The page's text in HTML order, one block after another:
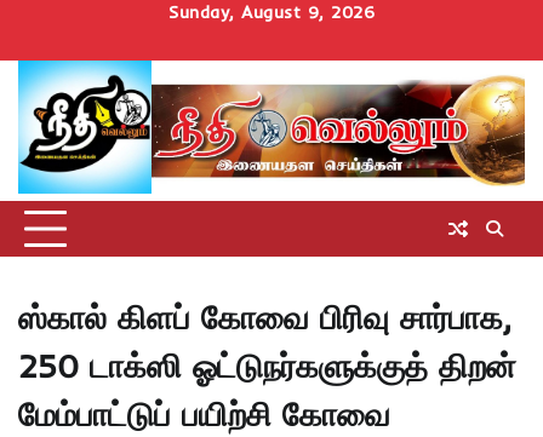
content
Sunday, August 9, 2026
Homeசெய்திகள்
தமிழ்நாடுமாவட்டச்செய்திகள்
அரசியல்ஆன்மிகம்
சட்டம்
அறிவோம்
சினிமாUncategorized
ஸ்கால் கிளப் கோவை பிரிவு சார்பாக,
250 டாக்ஸி ஓட்டுநர்களுக்குத் திறன்
மேம்பாட்டுப் பயிற்சி கோவை